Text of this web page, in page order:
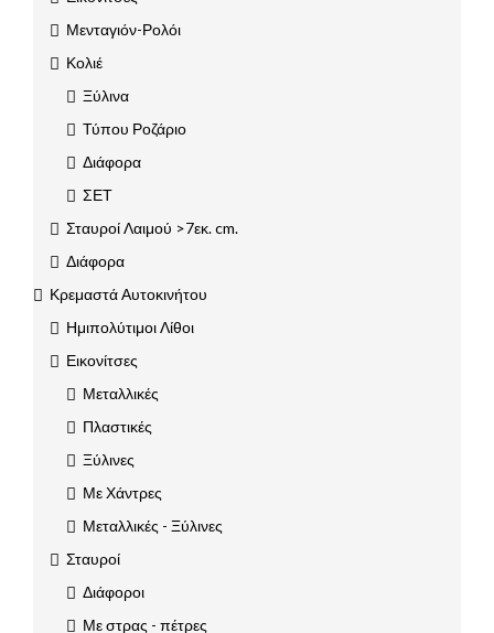
Μενταγιόν-Ρολόι
Κολιέ
Ξύλινα
Τύπου Ροζάριο
Διάφορα
ΣΕΤ
Σταυροί Λαιμού >7εκ. cm.
Διάφορα
Κρεμαστά Αυτοκινήτου
Ημιπολύτιμοι Λίθοι
Εικονίτσες
Μεταλλικές
Πλαστικές
Ξύλινες
Με Χάντρες
Μεταλλικές - Ξύλινες
Σταυροί
Διάφοροι
Με στρας - πέτρες